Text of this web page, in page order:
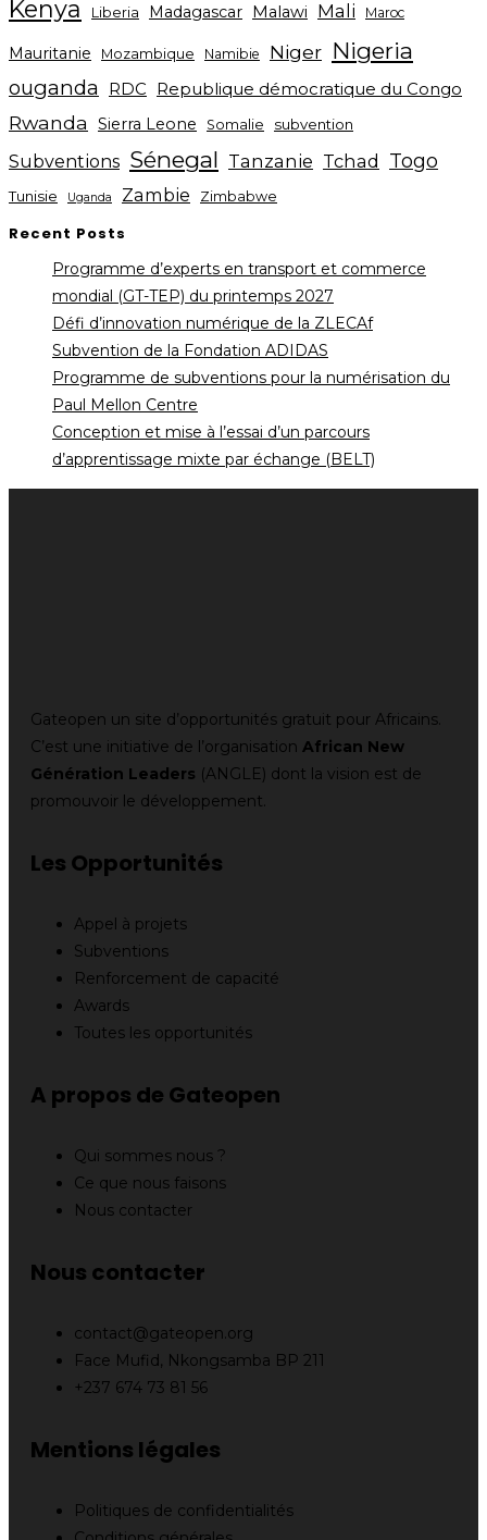
Kenya Liberia Madagascar Malawi Mali Maroc
Mauritanie Mozambique Namibie Niger Nigeria
ouganda RDC Republique démocratique du Congo
Rwanda Sierra Leone Somalie subvention
Subventions Sénegal Tanzanie Tchad Togo
Tunisie Uganda Zambie Zimbabwe
Recent Posts
Programme d’experts en transport et commerce
mondial (GT-TEP) du printemps 2027
Défi d’innovation numérique de la ZLECAf
Subvention de la Fondation ADIDAS
Programme de subventions pour la numérisation du
Paul Mellon Centre
Conception et mise à l’essai d’un parcours
d’apprentissage mixte par échange (BELT)
Gateopen un site d’opportunités gratuit pour Africains.
C’est une initiative de l’organisation African New
Génération Leaders (ANGLE) dont la vision est de
promouvoir le développement.
Les Opportunités
Appel à projets
Subventions
Renforcement de capacité
Awards
Toutes les opportunités
A propos de Gateopen
Qui sommes nous ?
Ce que nous faisons
Nous contacter
Nous contacter
contact@gateopen.org
Face Mufid, Nkongsamba BP 211
+237 674 73 81 56
Mentions légales
Politiques de confidentialités